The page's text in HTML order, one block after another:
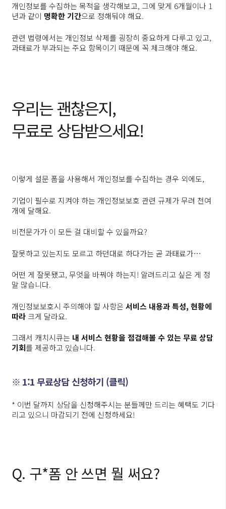
개인정보를 수집하는 목적을 생각해보고, 그에 맞게 6개월이나 1
년과 같이 명확한 기간으로 정해둬야 해요.
관련 법령에서는 개인정보 삭제를 굉장히 중요하게 다루고 있고,
과태료가 부과되는 주요 항목이기 때문에 꼭 체크해야 해요.
우리는 괜찮은지,
무료로 상담받으세요!
이렇게 설문 폼을 사용해서 개인정보를 수집하는 경우 외에도,
기업이 필수로 지켜야 하는 개인정보보호 관련 규제가 무려 천여
개에 달해요.
비전문가가 이 모든 걸 대비할 수 있을까요?
잘못하고 있는지도 모르고 하던대로 하다가는 곧 과태료가…
어떤 게 잘못됐고, 무엇을 바꿔야 하는지! 알려드리고 싶은 게 정
말 많습니다.
개인정보보호시 주의해야 할 사항은 서비스 내용과 특성, 현황에
따라크게 달라요.
그래서 캐치시큐는 내 서비스 현황을 점검해볼 수 있는 무료 상담
기회를 제공하고 있습니다.
※ 1:1 무료상담 신청하기 (클릭)
* 이번 달까지 상담을 신청해주시는 분들께만 드리는 혜택도 기다
리고 있으니 마감되기 전에 신청하세요!
Q. 구*폼 안 쓰면 뭘 써요?